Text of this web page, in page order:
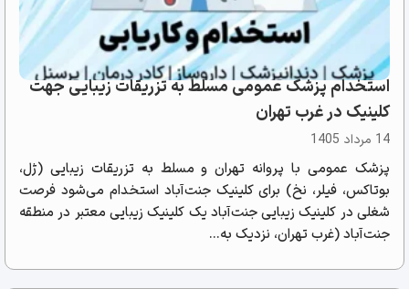
استخدام پزشک عمومی مسلط به تزریقات زیبایی جهت
کلینیک در غرب تهران
14 مرداد 1405
پزشک عمومی با پروانه تهران و مسلط به تزریقات زیبایی (ژل،
بوتاکس، فیلر، نخ) برای کلینیک جنت‌آباد استخدام می‌شود فرصت
شغلی در کلینیک زیبایی جنت‌آباد یک کلینیک زیبایی معتبر در منطقه
جنت‌آباد (غرب تهران، نزدیک به...